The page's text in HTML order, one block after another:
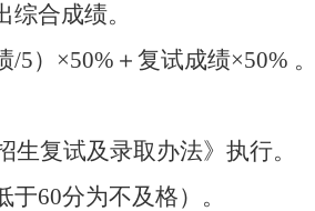
合成绩。
/5） ×50% ＋复试成绩×50% 。
生复试及录取办法》执行。
于60分为不及格）。